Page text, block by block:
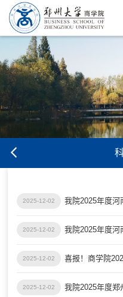
2025-12-02
2025-12-02
2025-12-02
2025-12-02 我院2025年度郑